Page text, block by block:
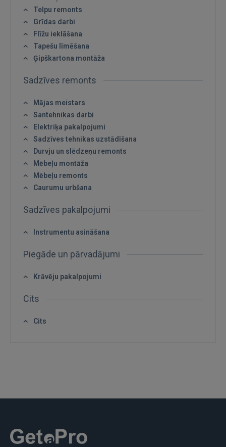
Ienākt
IENĀKT
Aizmirsāt paroli?
GOOGLE
Telpu remonts
Grīdas darbi
Flīžu ieklāšana
Tapešu līmēšana
Ģipškartona montāža
Sadzīves remonts
Mājas meistars
Santehnikas darbi
Elektriķa pakalpojumi
Sadzīves tehnikas uzstādīšana
Durvju un slēdzeņu remonts
Mēbeļu montāža
Mēbeļu remonts
Caurumu urbšana
Sadzīves pakalpojumi
Instrumentu asināšana
Piegāde un pārvadājumi
Krāvēju pakalpojumi
Cits
Cits